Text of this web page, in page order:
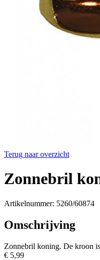
Terug naar overzicht
Zonnebril
Artikelnummer: 5260/60874
Omschrijving
Zonnebril koning. De kroon
€ 5,99